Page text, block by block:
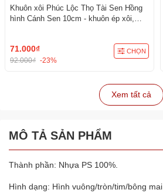
Khuôn xôi Phúc Lộc Thọ Tài Sen Hồng
hình Cánh Sen 10cm - khuôn ép xôi,
71.000₫
92.000₫ -23%
CHỌN
Xem tất cả
MÔ TẢ SẢN PHẨM
Thành phần: Nhựa PS 100%.
Hình dạng: Hình vuông/tròn/tim/bông mai